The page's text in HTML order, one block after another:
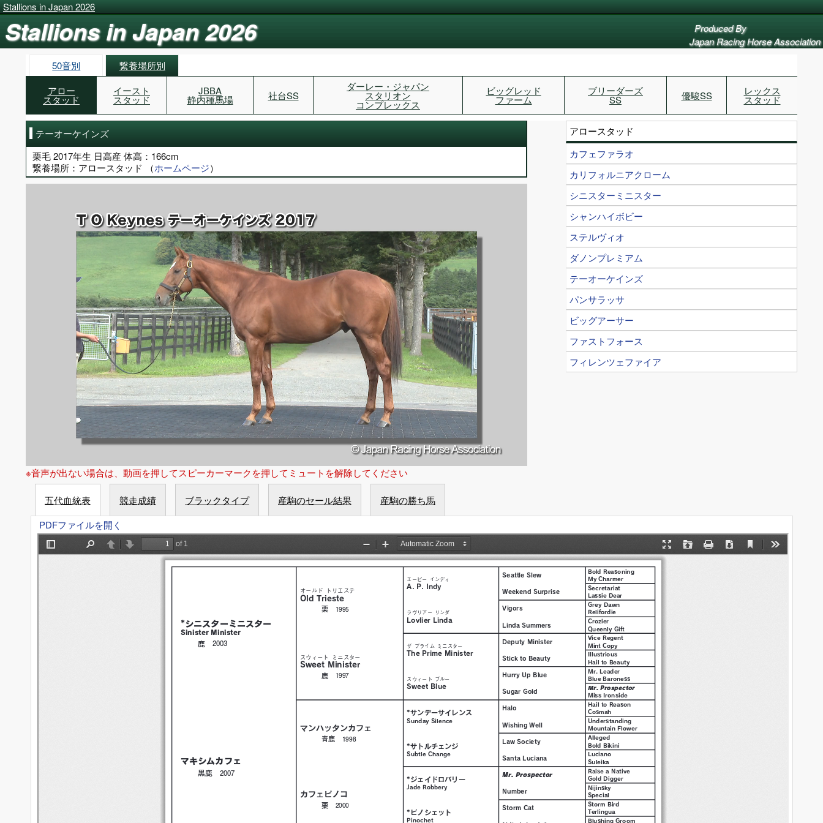
Stallions in Japan 2026
Stallions in Japan 2026
Produced By
Japan Racing Horse Association
50音別
繋養場所別
アロー
スタッド
イースト
スタッド
JBBA
静内種馬場 社台SS
ダーレー・ジャパン
スタリオン
コンプレックス
ビッグレッド
ファーム
ブリーダーズ
SS 優駿SS レックス
スタッド
テーオーケインズ
栗毛 2017年生 日高産 体高：166cm
繋養場所：アロースタッド （ホームページ）
※音声が出ない場合は、動画を押してスピーカーマークを押してミュートを解除してください
アロースタッド
カフェファラオ
カリフォルニアクローム
シニスターミニスター
シャンハイボビー
ステルヴィオ
ダノンプレミアム
テーオーケインズ
パンサラッサ
ビッグアーサー
ファストフォース
フィレンツェファイア
五代血統表 競走成績 ブラックタイプ 産駒のセール結果
産駒の勝ち馬
PDFファイルを開く